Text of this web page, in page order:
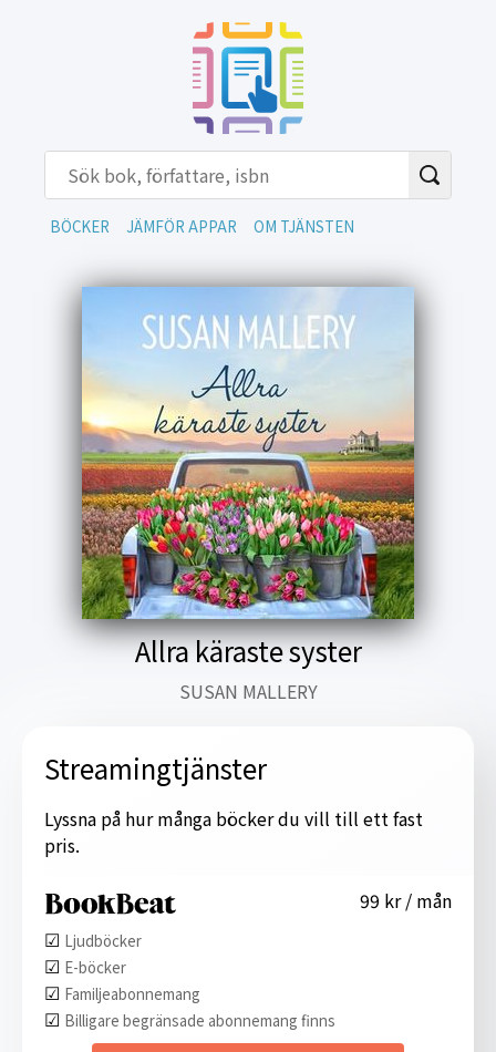
BÖCKER JÄMFÖR APPAR OM TJÄNSTEN
Allra käraste syster
SUSAN MALLERY
Streamingtjänster
Lyssna på hur många böcker du vill till ett fast
pris.
99 kr / mån
☑︎ Ljudböcker
☑︎ E-böcker
☑︎ Familjeabonnemang
☑︎ Billigare begränsade abonnemang finns